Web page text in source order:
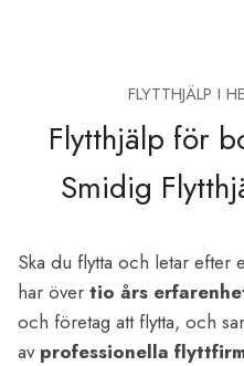
FLYTTHJÄLP I
Flytthjälp för
Smidig
Ska du flytta och letar efter
har över tio års
och företag att flytta, och
av professionella